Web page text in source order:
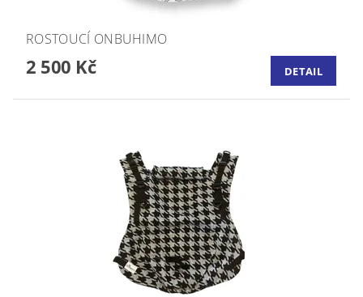
ROSTOUCÍ ONBUHIMO
2 500 Kč DETAIL